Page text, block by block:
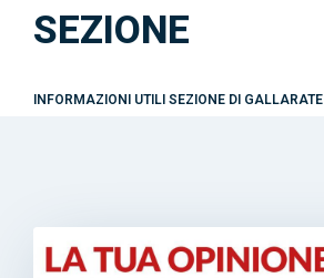
Centenario
Speleologia e Torrentismo
SEZIONE
INFORMAZIONI UTILI SEZIONE DI GALLARATE